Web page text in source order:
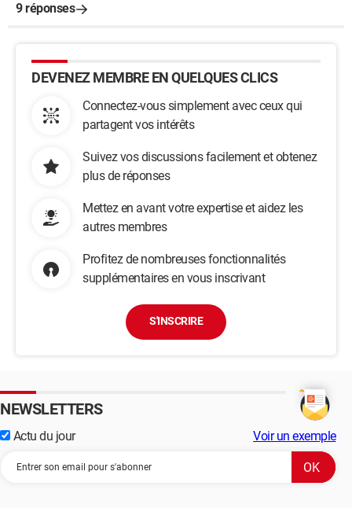
9 réponses
DEVENEZ MEMBRE EN QUELQUES CLICS
Connectez-vous simplement avec ceux qui
partagent vos intérêts
Suivez vos discussions facilement et obtenez
plus de réponses
Mettez en avant votre expertise et aidez les
autres membres
Profitez de nombreuses fonctionnalités
supplémentaires en vous inscrivant
S'INSCRIRE
NEWSLETTERS
Actu du jour Voir un exemple